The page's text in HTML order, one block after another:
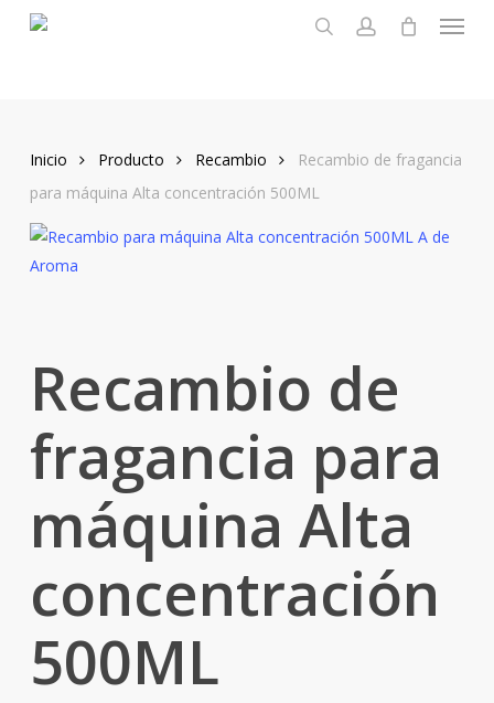
Menu
Inicio Producto Recambio
Recambio de fragancia
para máquina Alta concentración 500ML
Recambio de
fragancia para
máquina Alta
concentración
500ML